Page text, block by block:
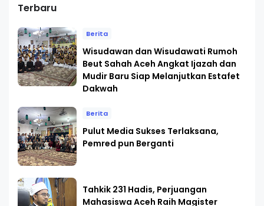
Terbaru
Berita
Wisudawan dan Wisudawati Rumoh
Beut Sahah Aceh Angkat Ijazah dan
Mudir Baru Siap Melanjutkan Estafet
Dakwah
Berita
Pulut Media Sukses Terlaksana,
Pemred pun Berganti
Tahkik 231 Hadis, Perjuangan
Mahasiswa Aceh Raih Magister